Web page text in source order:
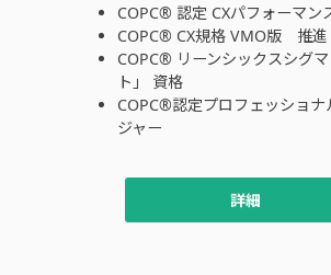
COPC® 認定 CXパフォーマン
COPC® CX規格 VMO版 推進
COPC® リーンシックスシグ
ト」 資格
COPC®認定プロフェッショナ
ジャー
詳細